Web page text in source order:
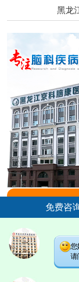
黑龙
免费咨
您
请